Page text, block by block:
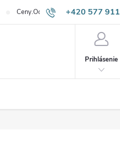
+420 577 911
Ceny.Odpadneš.sk
Prihlásenie